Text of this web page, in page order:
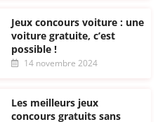
Jeux concours voiture : une
voiture gratuite, c’est
possible !
14 novembre 2024
Les meilleurs jeux
concours gratuits sans